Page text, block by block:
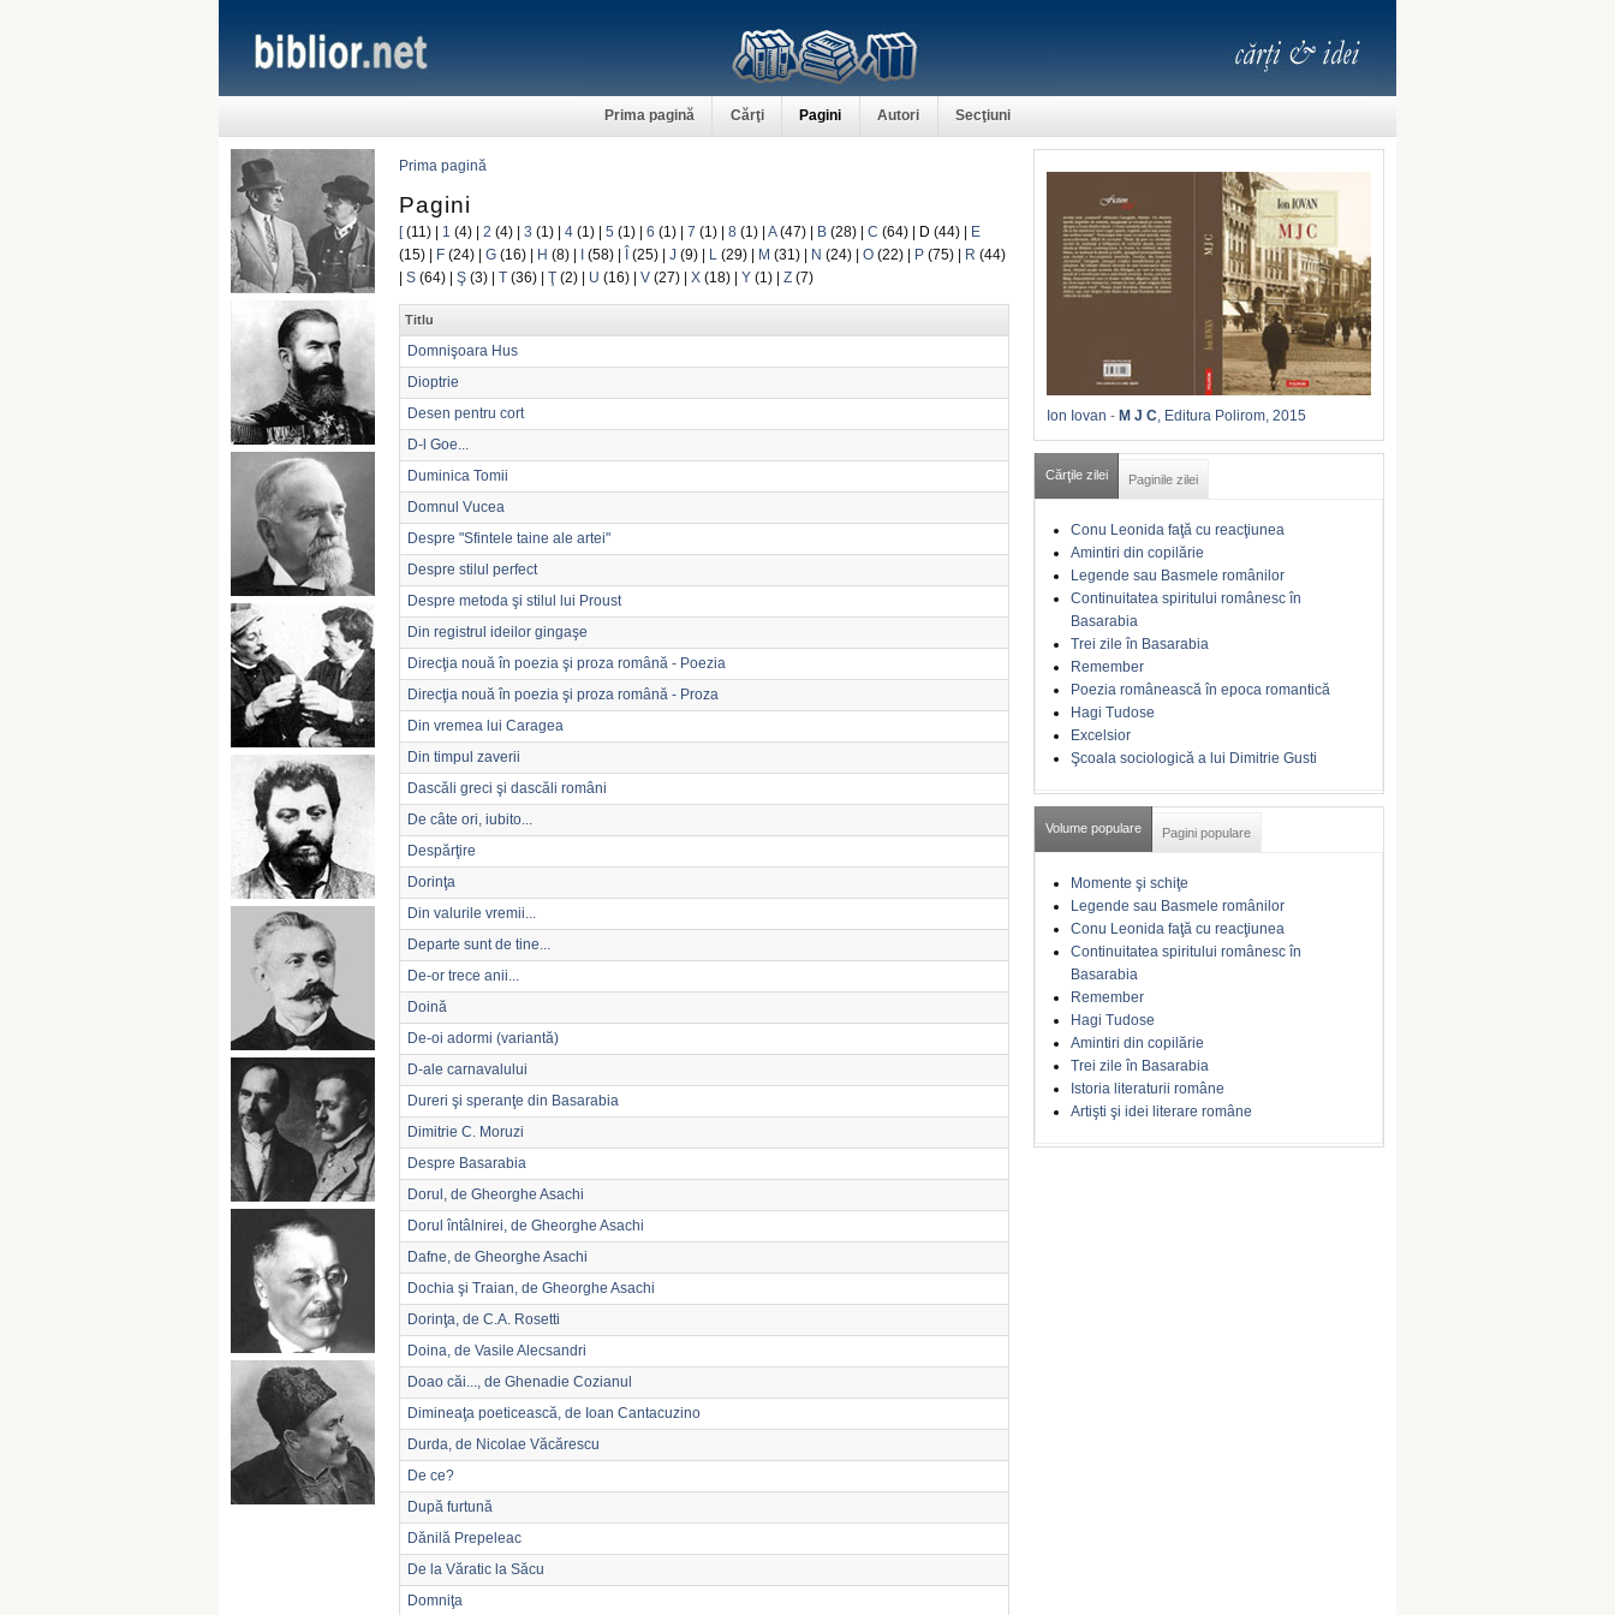
Prima pagină Cărţi Pagini Autori Secţiuni
Prima pagină
Pagini
[(11) 1 (4) 2 (4) 3 (1) 4 (1) 5 (1) 6 (1) 7 (1) 8 (1) A(47) B (28) C (64) D (44)
E
(15)
F (24) G (16) H (8) (58) (25) J (9) L (29) M (31) N (24) O (22) P (75) R (44)
S (64) Ş (3) T (36) Ţ (2) U (16) V (27) X (18) Y (1) Z (7)
Titlu
Domnişoara Hus
Dioptrie
Desen pentru cort
D-l Goe...
Duminica Tomii
Domnul Vucea
Despre "Sfintele taine ale artei"
Despre stilul perfect
Despre metoda şi stilul lui Proust
Din registrul ideilor gingaşe
Direcţia nouă în poezia şi proza română - Poezia
Direcţia nouă în poezia şi proza română - Proza
Din vremea lui Caragea
Din timpul zaverii
Dascăli greci şi dascăli români
De câte ori, iubito...
Despărţire
Dorinţa
Din valurile vremii...
Departe sunt de tine...
De-or trece anii...
Doină
De-oi adormi (variantă)
D-ale carnavalului
Dureri şi speranţe din Basarabia
Dimitrie C. Moruzi
Despre Basarabia
Dorul, de Gheorghe Asachi
Dorul întâlnirei, de Gheorghe Asachi
Dafne, de Gheorghe Asachi
Dochia şi Traian, de Gheorghe Asachi
Dorinţa, de C.A. Rosetti
Doina, de Vasile Alecsandri
Doao căi..., de Ghenadie Cozianul
Dimineaţa poeticească, de Ioan Cantacuzino
Durda, de Nicolae Văcărescu
De ce?
După furtună
Dănilă Prepeleac
De la Văratic la Săcu
Domniţa
Ion Iovan - M J C, Editura Polirom, 2015
Cărţile zilei Paginile zilei
Conu Leonida faţă cu reacţiunea
Amintiri din copilărie
Legende sau Basmele românilor
Continuitatea spiritului românesc în
Basarabia
Trei zile în Basarabia
Remember
Poezia românească în epoca romantică
Hagi Tudose
Excelsior
Şcoala sociologică a lui Dimitrie Gusti
Volume populare Pagini populare
Momente şi schiţe
Legende sau Basmele românilor
Conu Leonida faţă cu reacţiunea
Continuitatea spiritului românesc în
Basarabia
Remember
Hagi Tudose
Amintiri din copilărie
Trei zile în Basarabia
Istoria literaturii române
Artişti şi idei literare române